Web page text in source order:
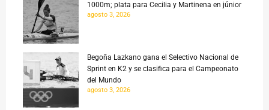
1000m; plata para Cecilia y Martinena en júnior
agosto 3, 2026
Begoña Lazkano gana el Selectivo Nacional de
Sprint en K2 y se clasifica para el Campeonato
del Mundo
agosto 3, 2026